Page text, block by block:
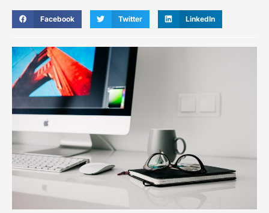
Facebook Twitter LinkedIn